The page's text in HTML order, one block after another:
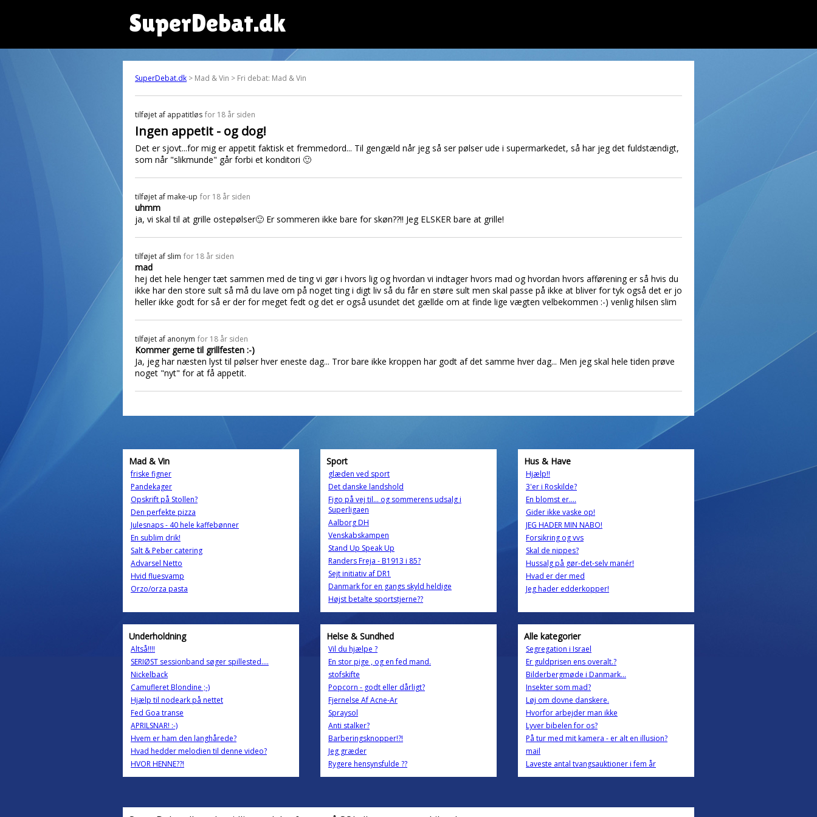
SuperDebat.dk
SuperDebat.dk > Mad & Vin > Fri debat: Mad & Vin
tilføjet af appatitløs for 18 år siden
Ingen appetit - og dog!
Det er sjovt...for mig er appetit faktisk et fremmedord... Til gengæld når jeg så ser pølser ude i supermarkedet, så har jeg det fuldstændigt,
som når "slikmunde" går forbi et konditori 🙂
tilføjet af make-up for 18 år siden
uhmm
ja, vi skal til at grille ostepølser🙂 Er sommeren ikke bare for skøn??!! Jeg ELSKER bare at grille!
tilføjet af slim for 18 år siden
mad
hej det hele henger tæt sammen med de ting vi gør i hvors lig og hvordan vi indtager hvors mad og hvordan hvors afførening er så hvis du
ikke har den store sult så må du lave om på noget ting i digt liv så du får en støre sult men skal passe på ikke at bliver for tyk også det er jo
heller ikke godt for så er der for meget fedt og det er også usundet det gællde om at finde lige vægten velbekommen :-) venlig hilsen slim
tilføjet af anonym for 18 år siden
Kommer gerne til grillfesten :-)
Ja, jeg har næsten lyst til pølser hver eneste dag... Tror bare ikke kroppen har godt af det samme hver dag... Men jeg skal hele tiden prøve
noget "nyt" for at få appetit.
Mad & Vin
friske figner
Pandekager
Opskrift på Stollen?
Den perfekte pizza
Julesnaps - 40 hele kaffebønner
En sublim drik!
Salt & Peber catering
Advarsel Netto
Hvid fluesvamp
Orzo/orza pasta
Sport
glæden ved sport
Det danske landshold
Figo på vej til... og sommerens udsalg i
Superligaen
Aalborg DH
Venskabskampen
Stand Up Speak Up
Randers Freja - B1913 i 85?
Sejt initiativ af DR1
Danmark for en gangs skyld heldige
Højst betalte sportstjerne??
Hus & Have
Hjælp!!
3'er i Roskilde?
En blomst er….
Gider ikke vaske op!
JEG HADER MIN NABO!
Forsikring og vvs
Skal de nippes?
Hussalg på gør-det-selv manér!
Hvad er der med
Jeg hader edderkopper!
Underholdning
Altså!!!!
SERIØST sessionband søger spillested....
Nickelback
Camufleret Blondine ;-)
Hjælp til nodeark på nettet
Fed Goa transe
APRILSNAR! :-)
Hvem er ham den langhårede?
Hvad hedder melodien til denne video?
HVOR HENNE??!
Helse & Sundhed
Vil du hjælpe ?
En stor pige , og en fed mand.
stofskifte
Popcorn - godt eller dårligt?
Fjernelse Af Acne-Ar
Spraysol
Anti stalker?
Barberingsknopper!?!
Jeg græder
Rygere hensynsfulde ??
Alle kategorier
Segregation i Israel
Er guldprisen ens overalt.?
Bilderbergmøde i Danmark...
Insekter som mad?
Løj om dovne danskere.
Hvorfor arbejder man ikke
Lyver bibelen for os?
På tur med mit kamera - er alt en illusion?
mail
Laveste antal tvangsauktioner i fem år